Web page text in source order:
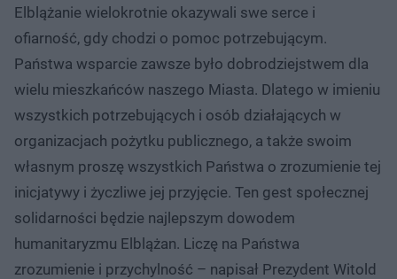
Elblążanie wielokrotnie okazywali swe serce i
ofiarność, gdy chodzi o pomoc potrzebującym.
Państwa wsparcie zawsze było dobrodziejstwem dla
wielu mieszkańców naszego Miasta. Dlatego w imieniu
wszystkich potrzebujących i osób działających w
organizacjach pożytku publicznego, a także swoim
własnym proszę wszystkich Państwa o zrozumienie tej
inicjatywy i życzliwe jej przyjęcie. Ten gest społecznej
solidarności będzie najlepszym dowodem
humanitaryzmu Elblążan. Liczę na Państwa
zrozumienie i przychylność – napisał Prezydent Witold